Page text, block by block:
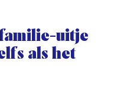
uitje
als het